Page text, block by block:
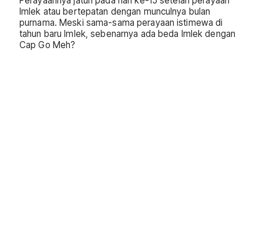
Imlek atau bertepatan dengan munculnya bulan
purnama. Meski sama-sama perayaan istimewa di
tahun baru Imlek, sebenarnya ada beda Imlek dengan
Cap Go Meh?